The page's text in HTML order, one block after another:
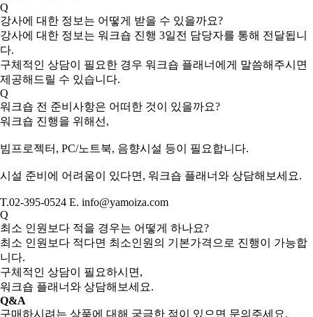
Q
강사에 대한 정보는 어떻게 받을 수 있을까요?
강사에 대한 정보는 워크숍 진행 3일전 담당자를 통해 전달됩니
다.
구체적인 상담이 필요한 경우 워크숍 플래너에게 말씀해주시면
제공해드릴 수 있습니다.
Q
워크숍 전 준비사항은 어떠한 것이 있을까요?
워크숍 진행을 위해선,
빔프로젝터, PC/노트북, 음향시설 등이 필요합니다.
시설 준비에 어려움이 있다면, 워크숍 플래너와 상담해보세요.
T.02-395-0524 E. info@yamoiza.com
Q
최소 인원보다 적을 경우는 어떻게 하나요?
최소 인원보다 적다면 최소인원의 기본가격으로 진행이 가능합
니다.
구체적인 상담이 필요하시면,
워크숍 플래너와 상담해보세요.
Q&A
구매하시려는 상품에 대해 궁금한 점이 있으면 문의주세요.